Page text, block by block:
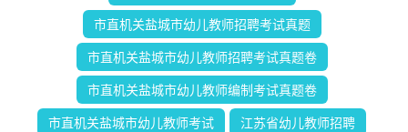
市直机关盐城市幼儿教师招聘考试真题
市直机关盐城市幼儿教师招聘考试真题卷
市直机关盐城市幼儿教师编制考试真题卷
市直机关盐城市幼儿教师考试 江苏省幼儿教师招聘